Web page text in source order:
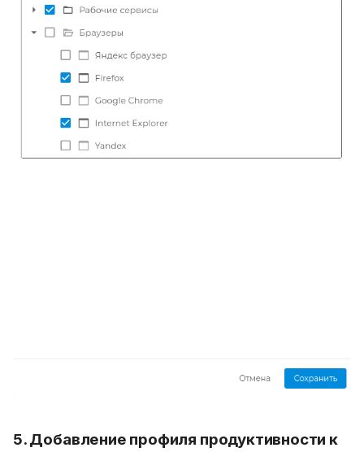
5. Добавление профиля продуктивности к